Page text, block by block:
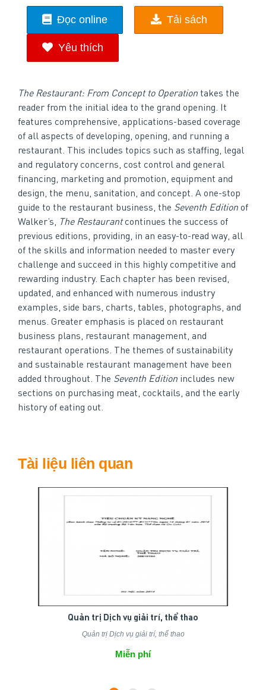
Đọc online Tải sách
Yêu thích
The Restaurant: From Concept to Operation takes the
reader from the initial idea to the grand opening. It
features comprehensive, applications-based coverage
of all aspects of developing, opening, and running a
restaurant. This includes topics such as staffing, legal
and regulatory concerns, cost control and general
financing, marketing and promotion, equipment and
design, the menu, sanitation, and concept. A one-stop
guide to the restaurant business, the Seventh Edition of
Walker’s,
The Restaurantcontinues the success of
previous editions, providing, in an easy-to-read way, all
of the skills and information needed to master every
challenge and succeed in this highly competitive and
rewarding industry. Each chapter has been revised,
updated, and enhanced with numerous industry
examples, side bars, charts, tables, photographs, and
menus. Greater emphasis is placed on restaurant
business plans, restaurant management, and
restaurant operations. The themes of sustainability
and sustainable restaurant management have been
added throughout. The Seventh Edition includes new
sections on purchasing meat, cocktails, and the early
history of eating out.
Tài liệu liên quan
Quản trị Dịch vụ giải trí, thể thao
Quản trị Dịch vụ giải trí, thể thao
Miễn phí